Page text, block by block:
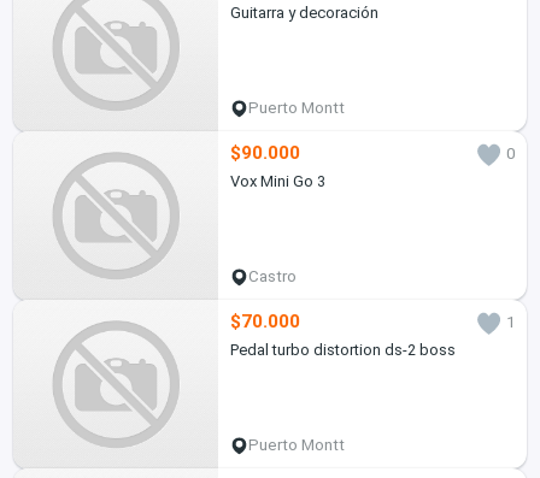
Guitarra y decoración
Puerto Montt
$90.000
0
Vox Mini Go 3
Castro
$70.000
1
Pedal turbo distortion ds-2 boss
Puerto Montt